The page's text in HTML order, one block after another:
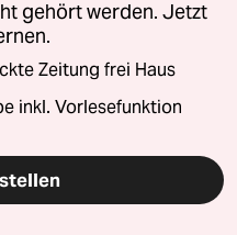
gehört werden. Jetzt
Zeitung frei Haus
inkl. Vorlesefunktion